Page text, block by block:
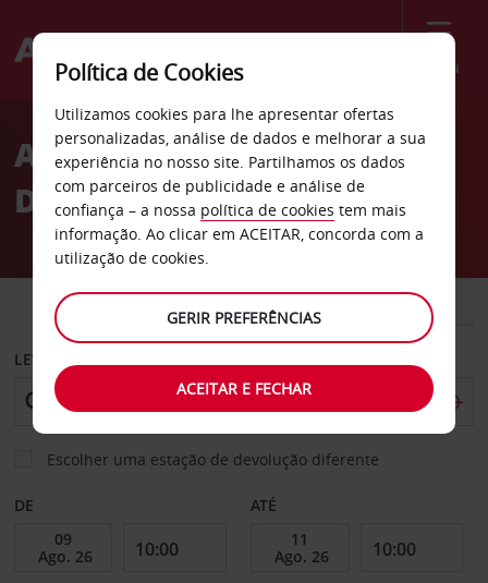
Menu
Welcome
AvisAluguer de carros Port
Douglas
CARRO COMERCIAIS
LEVANTAR EM
Escolher uma estação de devolução diferente
DE ATÉ
Política de Cookies
Utilizamos cookies para lhe apresentar ofertas
personalizadas, análise de dados e melhorar a sua
experiência no nosso site. Partilhamos os dados
com parceiros de publicidade e análise de
confiança – a nossa política de cookies tem mais
informação. Ao clicar em ACEITAR, concorda com a
utilização de cookies.
GERIR PREFERÊNCIAS
ACEITAR E FECHAR